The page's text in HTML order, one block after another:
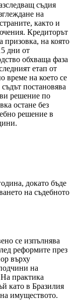
съдия
на
както и
Кредиторът
призовка, на която
дни от
обхваща фаза
етап от
време на което се
постановява
решение по
остане без
решение в
докато бъде
на съдебното
се изпълнява
реформите през
върху
на
практика
като в Бразилия
имуществото.